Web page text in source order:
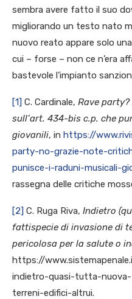
sembra avere fatto il suo
migliorando un testo nato
nuovo reato appare solo
cui – forse – non ce n’era
bastevole l’impianto
[1] C. Cardinale, Rave
sull’art. 434-bis c.p. che
giovanili, in https://
party-no-grazie-note-
punisce-i-raduni-musicali-
rassegna delle critiche
[2] C. Ruga Riva, Indietro
fattispecie di invasione di
pericolosa per la salute o
https://
indietro-quasi-tutta-
terreni-edifici-altrui.